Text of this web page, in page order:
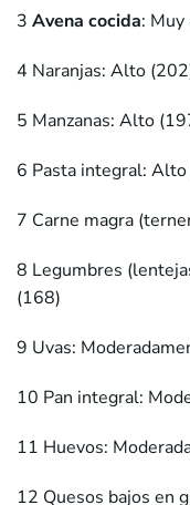
3 Avena cocida:
4 Naranjas: Alto
5 Manzanas: Alto
6 Pasta integral:
7 Carne magra
8 Legumbres
(168)
9 Uvas:
10 Pan integral:
11 Huevos:
12 Quesos bajos en